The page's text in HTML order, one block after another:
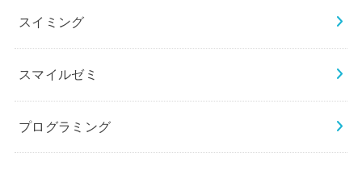
スイミング
スマイルゼミ
プログラミング